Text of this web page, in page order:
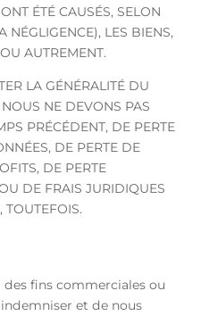
ÉTÉ CAUSÉS, SELON
NÉGLIGENCE), LES BIENS,
AUTREMENT.
LA GÉNÉRALITÉ DU
NE DEVONS PAS
PRÉCÉDENT, DE PERTE
DE PERTE DE
DE PERTE
DE FRAIS JURIDIQUES
TOUTEFOIS.
des fins commerciales ou
et de nous